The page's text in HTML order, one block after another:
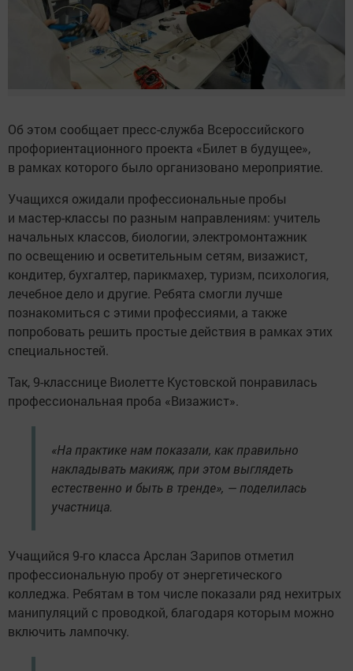
Об этом сообщает пресс-служба Всероссийского
профориентационного проекта «Билет в будущее»,
в рамках которого было организовано мероприятие.
Учащихся ожидали профессиональные пробы
и мастер-классы по разным направлениям: учитель
начальных классов, биологии, электромонтажник
по освещению и осветительным сетям, визажист,
кондитер, бухгалтер, парикмахер, туризм, психология,
лечебное дело и другие. Ребята смогли лучше
познакомиться с этими профессиями, а также
попробовать решить простые действия в рамках этих
специальностей.
Так, 9-класснице Виолетте Кустовской понравилась
профессиональная проба «Визажист».
«На практике нам показали, как правильно
накладывать макияж, при этом выглядеть
естественно и быть в тренде», — поделилась
участница.
Учащийся 9-го класса Арслан Зарипов отметил
профессиональную пробу от энергетического
колледжа. Ребятам в том числе показали ряд нехитрых
манипуляций с проводкой, благодаря которым можно
включить лампочку.